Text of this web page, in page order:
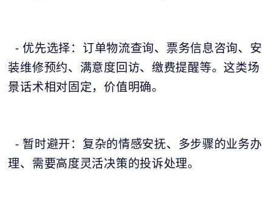
- 优先选择：订单物流查询、票务信息咨询、安
装维修预约、满意度回访、缴费提醒等。这类场
景话术相对固定，价值明确。
- 暂时避开：复杂的情感安抚、多步骤的业务办
理、需要高度灵活决策的投诉处理。